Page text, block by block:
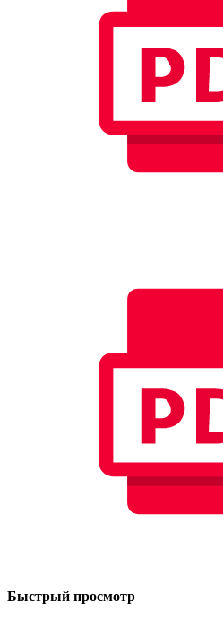
Быстрый просмотр